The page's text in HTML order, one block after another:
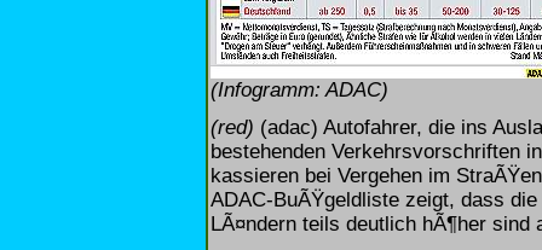
(Infogramm: ADAC)
(red) (adac) Autofahrer, die ins
bestehenden Verkehrsvorschriften
kassieren bei Vergehen im
ADAC-BuÃŸgeldliste zeigt, dass
LÃ¤ndern teils deutlich hÃ¶her sind